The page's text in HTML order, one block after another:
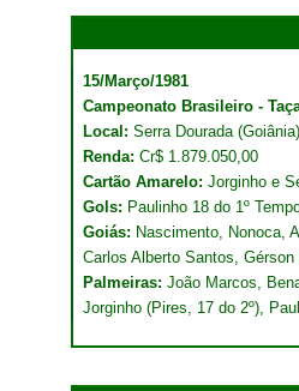
15/Março/1981
Campeonato Brasileiro -
Local: Serra Dourada (Goiânia)
Renda: Cr$ 1.879.050,00
Cartão Amarelo: Jorginho e
Gols: Paulinho 18 do 1º
Goiás: Nascimento, Nonoca,
Carlos Alberto Santos,
Palmeiras: João Marcos,
Jorginho (Pires, 17 do 2º),